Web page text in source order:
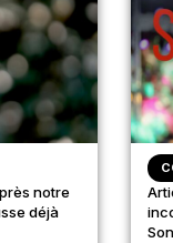
notre
déjà